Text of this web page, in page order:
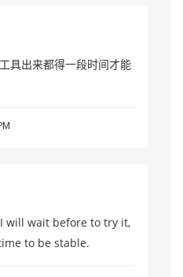
具出来都得一段时间才能
will wait before to try it,
to be stable.